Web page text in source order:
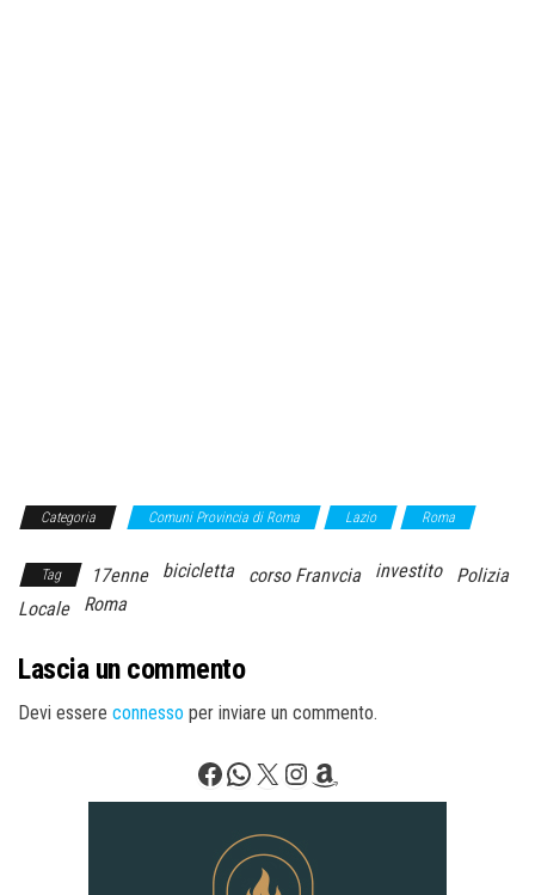
Categoria Comuni Provincia di Roma Lazio Roma
Tag 17enne bicicletta corso Franvcia investito
Polizia
Locale
Roma
Lascia un commento
Devi essere connesso per inviare un commento.
Facebook
WhatsApp
X Instagram
Amazon